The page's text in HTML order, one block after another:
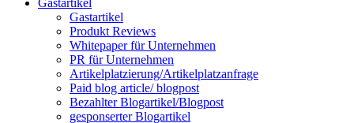
Gastartikel
Gastartikel
Produkt Reviews
Whitepaper für Unternehmen
PR für Unternehmen
Artikelplatzierung/Artikelplatzanfrage
Paid blog article/ blogpost
Bezahlter Blogartikel/Blogpost
gesponserter Blogartikel